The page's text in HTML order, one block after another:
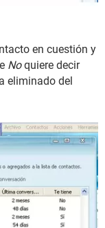
en cuestión y
Noquiere decir
eliminado del